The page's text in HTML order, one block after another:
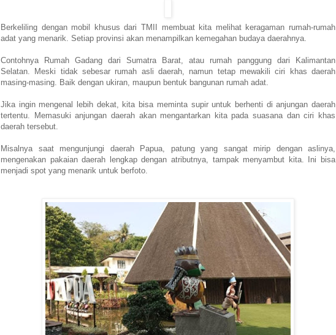
Berkeliling dengan mobil khusus dari TMII membuat kita melihat keragaman rumah-rumah
adat yang menarik. Setiap provinsi akan menampilkan kemegahan budaya daerahnya.
Contohnya Rumah Gadang dari Sumatra Barat, atau rumah panggung dari Kalimantan
Selatan. Meski tidak sebesar rumah asli daerah, namun tetap mewakili ciri khas daerah
masing-masing. Baik dengan ukiran, maupun bentuk bangunan rumah adat.
Jika ingin mengenal lebih dekat, kita bisa meminta supir untuk berhenti di anjungan daerah
tertentu. Memasuki anjungan daerah akan mengantarkan kita pada suasana dan ciri khas
daerah tersebut.
Misalnya saat mengunjungi daerah Papua, patung yang sangat mirip dengan aslinya,
mengenakan pakaian daerah lengkap dengan atributnya, tampak menyambut kita. Ini bisa
menjadi spot yang menarik untuk berfoto.